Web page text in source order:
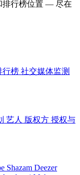
排行榜位置 — 尽在
行榜 社交媒体监测
艺人 版权方 授权与
Shazam Deezer